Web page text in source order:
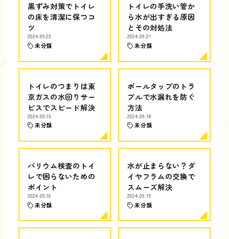
黒ずみ対策でトイレ
の床を清潔に保つコ
ツ
2024.09.23
未分類
トイレの手洗い管か
ら水が出すぎる原因
とその対処法
2024.09.21
未分類
トイレのつまりは東
京ガスの水回りサー
ビスでスピード解決
2024.09.19
未分類
ボールタップのトラ
ブルで水漏れを防ぐ
方法
2024.09.18
未分類
バリウム検査のトイ
レで困らないための
ポイント
2024.09.16
未分類
水が止まらない？ダ
イヤフラムの交換で
スムーズ解決
2024.09.15
未分類